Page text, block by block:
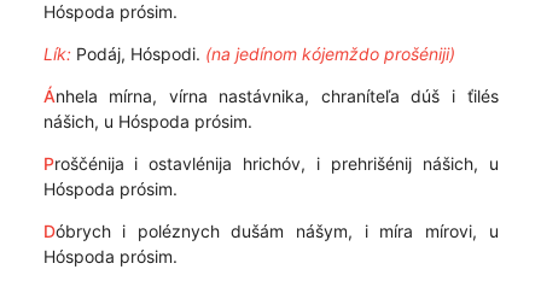
Hóspoda prósim.
Lík:Podáj, Hóspodi. (na jedínom kójemždo prošéniji)
Ánhela mírna, vírna nastávnika, chraníteľa dúš i ťilés
nášich, u Hóspoda prósim.
Proščénija i ostavlénija hrichóv, i prehrišénij nášich, u
Hóspoda prósim.
Dóbrych i poléznych dušám nášym, i míra mírovi, u
Hóspoda prósim.